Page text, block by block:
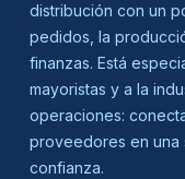
distribución con un
pedidos, la
finanzas. Está
mayoristas y a la
operaciones:
proveedores en una
confianza.